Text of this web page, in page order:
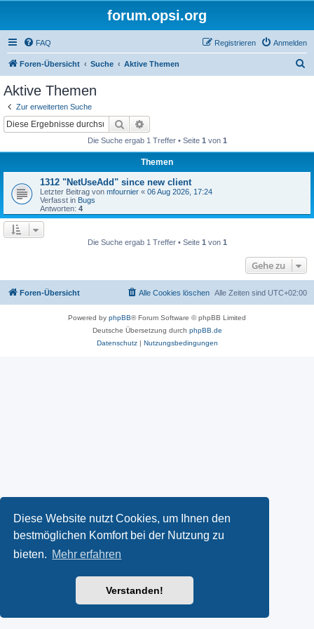
Diese Website nutzt Cookies, um Ihnen den
bestmöglichen Komfort bei der Nutzung zu
bieten. Mehr erfahren
Verstanden!
forum.opsi.org
FAQ Anmelden
Registrieren
Foren-Übersicht Suche Aktive Themen
Aktive Themen
Zur erweiterten Suche
Suche
Die Suche ergab 1 Treffer • Seite 1 von 1
Themen
1312 "NetUseAdd" since new client
Letzter Beitrag von mfournier « 06 Aug 2026, 17:24
Verfasst in Bugs
Antworten: 4
Die Suche ergab 1 Treffer • Seite 1 von 1
Gehe zu
Foren-Übersicht Alle Zeiten sind UTC+02:00
Alle Cookies löschen
Powered by phpBB® Forum Software © phpBB Limited
Deutsche Übersetzung durch phpBB.de
Datenschutz| Nutzungsbedingungen